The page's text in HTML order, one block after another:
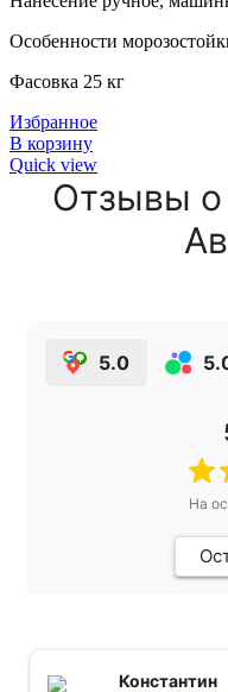
Особенности
Фасовка 25 кг
Избранное
В корзину
Quick view
Отзывы
5.0
На
Константин